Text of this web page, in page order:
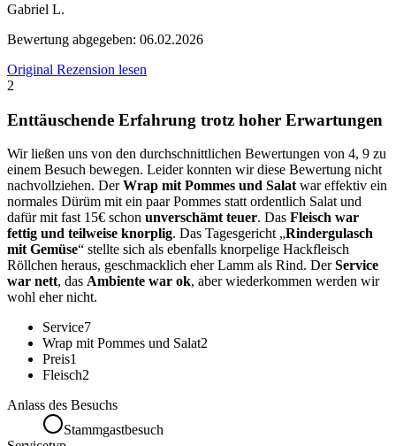
Gabriel L.
Bewertung abgegeben: 06.02.2026
Original Rezension lesen
2
Enttäuschende Erfahrung trotz hoher Erwartungen
Wir ließen uns von den durchschnittlichen Bewertungen von 4, 9 zu
einem Besuch bewegen. Leider konnten wir diese Bewertung nicht
nachvollziehen. DerWrap mit Pommes und Salat war effektiv ein
normales Dürüm mit ein paar Pommes statt ordentlich Salat und
dafür mit fast 15€ schon unverschämt teuer. Das Fleisch war
fettig und teilweise knorplig. Das Tagesgericht „Rindergulasch
mit Gemüse“ stellte sich als ebenfalls knorpelige Hackfleisch
Röllchen heraus, geschmacklich eher Lamm als Rind. DerService
war nett, das Ambiente war ok, aber wiederkommen werden wir
wohl eher nicht.
Service7
Wrap mit Pommes und Salat2
Preis1
Fleisch2
Anlass des Besuchs
Stammgastbesuch